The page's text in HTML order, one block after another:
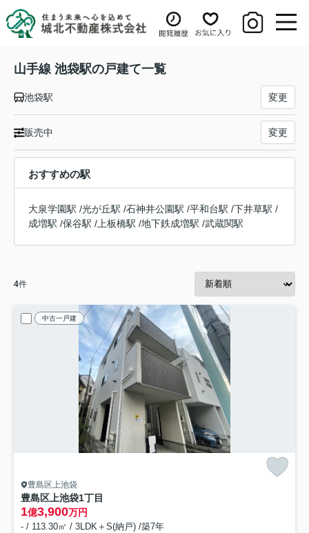
山手線 池袋駅の戸建て一覧
池袋駅 変更
販売中 変更
おすすめの駅
大泉学園駅 /光が丘駅 /石神井公園駅 /平和台駅 /下井草駅 /
成増駅 /保谷駅 / 上板橋駅 /地下鉄成増駅 /武蔵関駅
4件
中古一戸建
豊島区上池袋
豊島区上池袋1丁目
1億3,900万円
- / 113.30㎡ / 3LDK＋S(納戸) /築7年